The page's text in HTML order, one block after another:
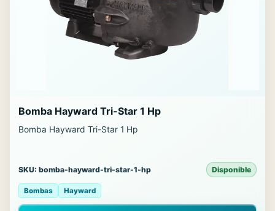
Bomba Hayward Tri-Star 1 Hp
Bomba Hayward Tri-Star 1 Hp
SKU: bomba-hayward-tri-star-1-hp Disponible
Bombas Hayward